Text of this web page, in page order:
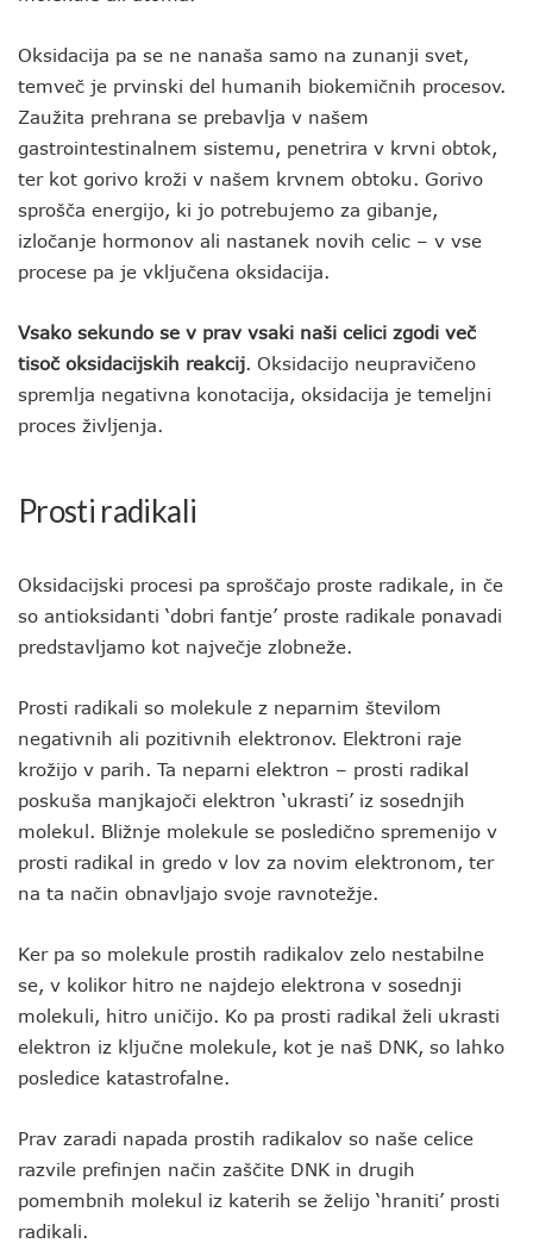
Oksidacija pa se ne nanaša samo na zunanji svet,
temveč je prvinski del humanih biokemičnih procesov.
Zaužita prehrana se prebavlja v našem
gastrointestinalnem sistemu, penetrira v krvni obtok,
ter kot gorivo kroži v našem krvnem obtoku. Gorivo
sprošča energijo, ki jo potrebujemo za gibanje,
izločanje hormonov ali nastanek novih celic – v vse
procese pa je vključena oksidacija.
Vsako sekundo se v prav vsaki naši celici zgodi več
tisoč oksidacijskih reakcij. Oksidacijo neupravičeno
spremlja negativna konotacija, oksidacija je temeljni
proces življenja.
Prosti radikali
Oksidacijski procesi pa sproščajo proste radikale, in če
so antioksidanti ‘dobri fantje’ proste radikale ponavadi
predstavljamo kot največje zlobneže.
Prosti radikali so molekule z neparnim številom
negativnih ali pozitivnih elektronov. Elektroni raje
krožijo v parih. Ta neparni elektron – prosti radikal
poskuša manjkajoči elektron ‘ukrasti’ iz sosednjih
molekul. Bližnje molekule se posledično spremenijo v
prosti radikal in gredo v lov za novim elektronom, ter
na ta način obnavljajo svoje ravnotežje.
Ker pa so molekule prostih radikalov zelo nestabilne
se, v kolikor hitro ne najdejo elektrona v sosednji
molekuli, hitro uničijo. Ko pa prosti radikal želi ukrasti
elektron iz ključne molekule, kot je naš DNK, so lahko
posledice katastrofalne.
Prav zaradi napada prostih radikalov so naše celice
razvile prefinjen način zaščite DNK in drugih
pomembnih molekul iz katerih se želijo ‘hraniti’ prosti
radikali.